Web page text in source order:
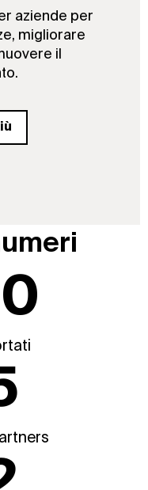
aziende per
migliorare
il